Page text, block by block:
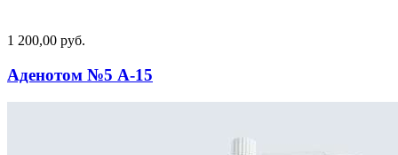
1 200,00 руб.
Аденотом №5 А-15